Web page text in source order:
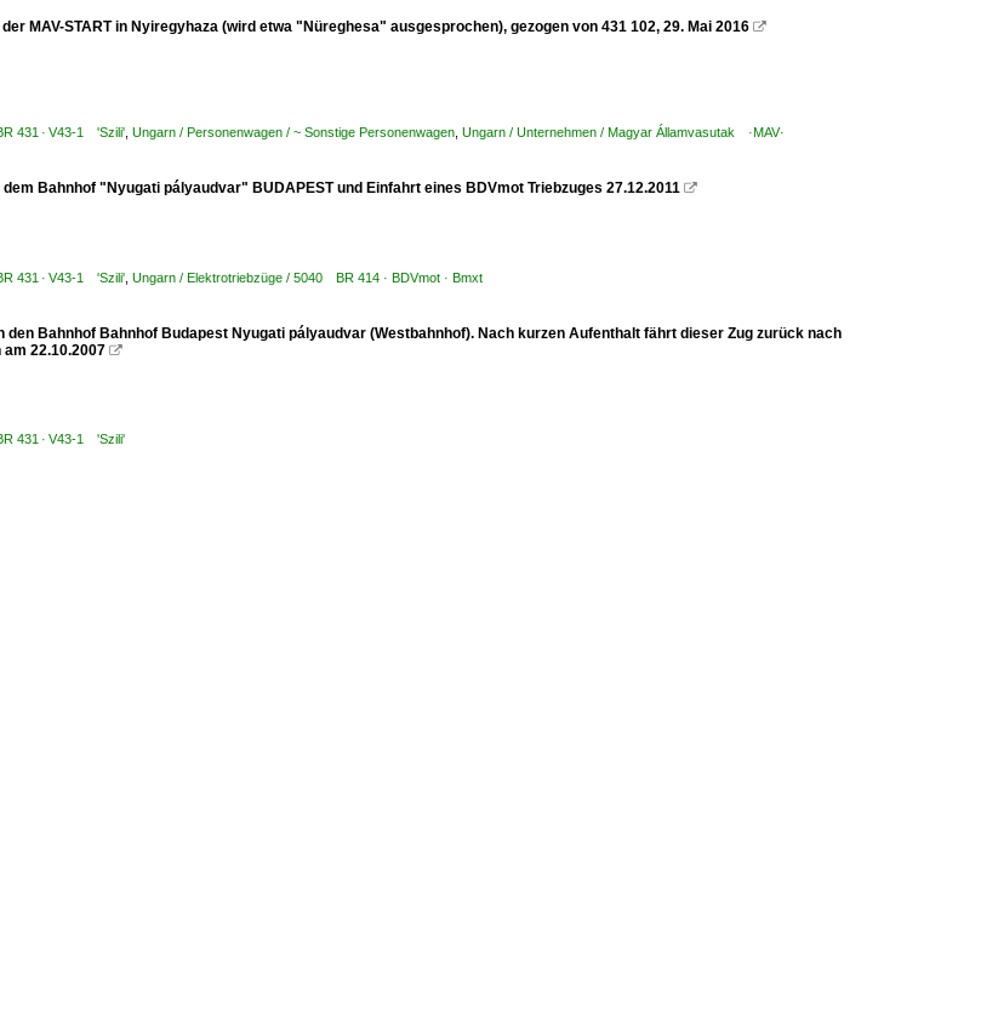
MAV-START in Nyiregyhaza (wird etwa "Nüreghesa" ausgesprochen), gezogen von 431 102, ‎29. ‎Mai ‎2016 
431 · V43-1 'Szili' Ungarn / Personenwagen / ~ Sonstige Personenwagen Ungarn / Unternehmen / Magyar Államvasutak ·MAV·
Bahnhof "Nyugati pályaudvar" BUDAPEST und Einfahrt eines BDVmot Triebzuges 27.12.2011‎ 
431 · V43-1 'Szili' Ungarn / Elektrotriebzüge / 5040 BR 414 · BDVmot · Bmxt
den Bahnhof Bahnhof Budapest Nyugati pályaudvar (Westbahnhof). Nach kurzen Aufenthalt fährt dieser Zug zurück nach
22.10.2007 
431 · V43-1 'Szili'